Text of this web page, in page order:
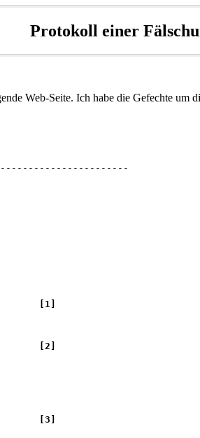
Protokoll einer
Web-Seite. Ich habe die Gefechte
die
[1]
ist,
[2]
sich
[3]